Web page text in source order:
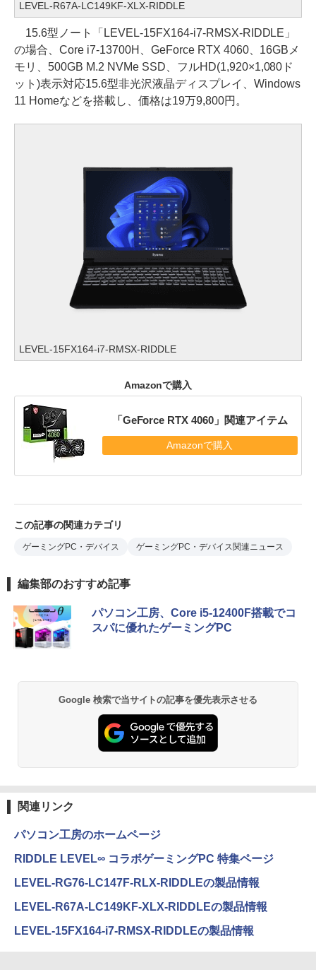
LEVEL-R67A-LC149KF-XLX-RIDDLE
15.6型ノート「LEVEL-15FX164-i7-RMSX-RIDDLE」
の場合、Core i7-13700H、GeForce RTX 4060、16GBメ
モリ、500GB M.2 NVMe SSD、フルHD(1,920×1,080ド
ット)表示対応15.6型非光沢液晶ディスプレイ、Windows
11 Homeなどを搭載し、価格は19万9,800円。
LEVEL-15FX164-i7-RMSX-RIDDLE
Amazonで購入
「GeForce RTX 4060」関連アイテム
Amazonで購入
この記事の関連カテゴリ
ゲーミングPC・デバイス ゲーミングPC・デバイス関連ニュース
編集部のおすすめ記事
パソコン工房、Core i5-12400F搭載でコ
スパに優れたゲーミングPC
Google 検索で当サイトの記事を優先表示させる
関連リンク
パソコン工房のホームページ
RIDDLE LEVEL∞ コラボゲーミングPC 特集ページ
LEVEL-RG76-LC147F-RLX-RIDDLEの製品情報
LEVEL-R67A-LC149KF-XLX-RIDDLEの製品情報
LEVEL-15FX164-i7-RMSX-RIDDLEの製品情報